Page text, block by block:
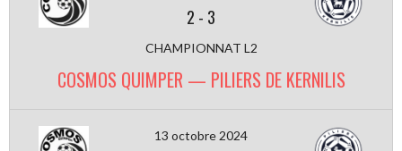
2 - 3
CHAMPIONNAT L2
COSMOS QUIMPER — PILIERS DE KERNILIS
13 octobre 2024